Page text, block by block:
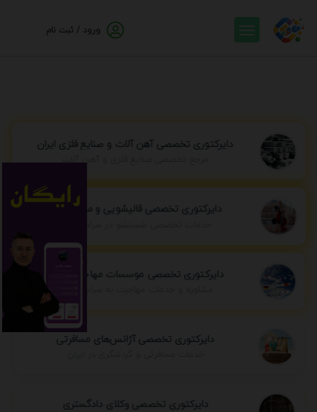
ورود / ثبت نام
دایرکتوری تخصصی آهن آلات و صنایع فلزی ایران
مرجع تخصصی صنایع فلزی و آهن آلات
دایرکتوری تخصصی قالیشویی و مبل شویی
دایرکتوری تخصصی موسسات مهاجرتی ایران
مشاوره و خدمات مهاجرت به سراسر جهان
دایرکتوری تخصصی آژانس‌های مسافرتی
دایرکتوری تخصصی وکلای دادگستری